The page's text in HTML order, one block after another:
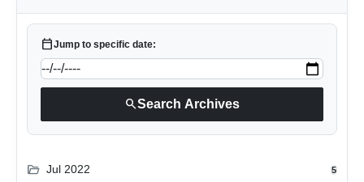
calendar_todayJump to specific date:
searchSearch Archives
folder_open Jul 2022 5